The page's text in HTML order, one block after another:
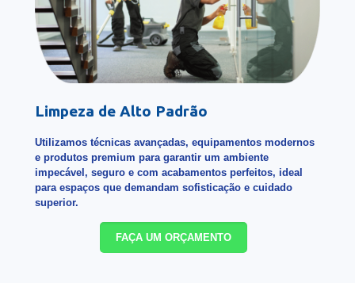
Limpeza de Alto Padrão
Utilizamos técnicas avançadas, equipamentos modernos
e produtos premium para garantir um ambiente
impecável, seguro e com acabamentos perfeitos, ideal
para espaços que demandam sofisticação e cuidado
superior.
FAÇA UM ORÇAMENTO